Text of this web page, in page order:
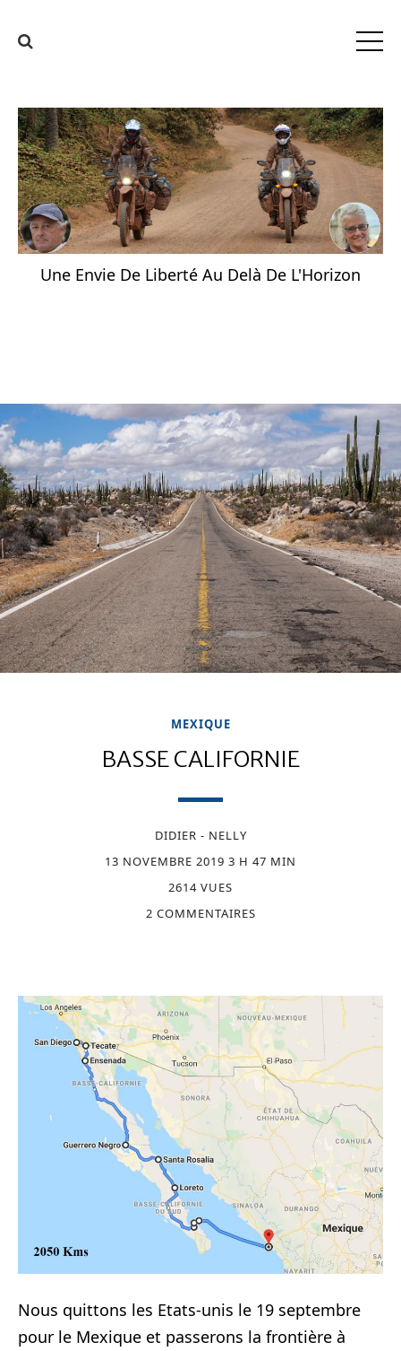
Une Envie De Liberté Au Delà De L'Horizon
MEXIQUE
BASSE CALIFORNIE
DIDIER - NELLY
13 NOVEMBRE 2019 3 H 47 MIN
2614 VUES
2 COMMENTAIRES
Nous quittons les Etats-unis le 19 septembre
pour le Mexique et passerons la frontière à